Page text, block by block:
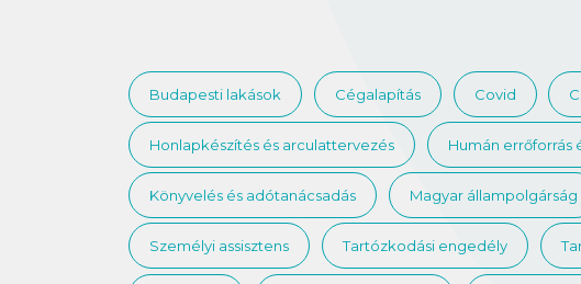
Budapesti lakások Cégalapítás Covid
Honlapkészítés és arculattervezés Humán errőforrás
Könyvelés és adótanácsadás Magyar állampolgárság
Személyi assisztens Tartózkodási engedély